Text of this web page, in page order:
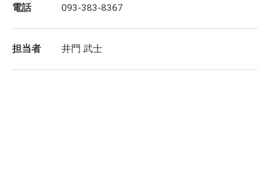
電話 093-383-8367
担当者 井門 武士